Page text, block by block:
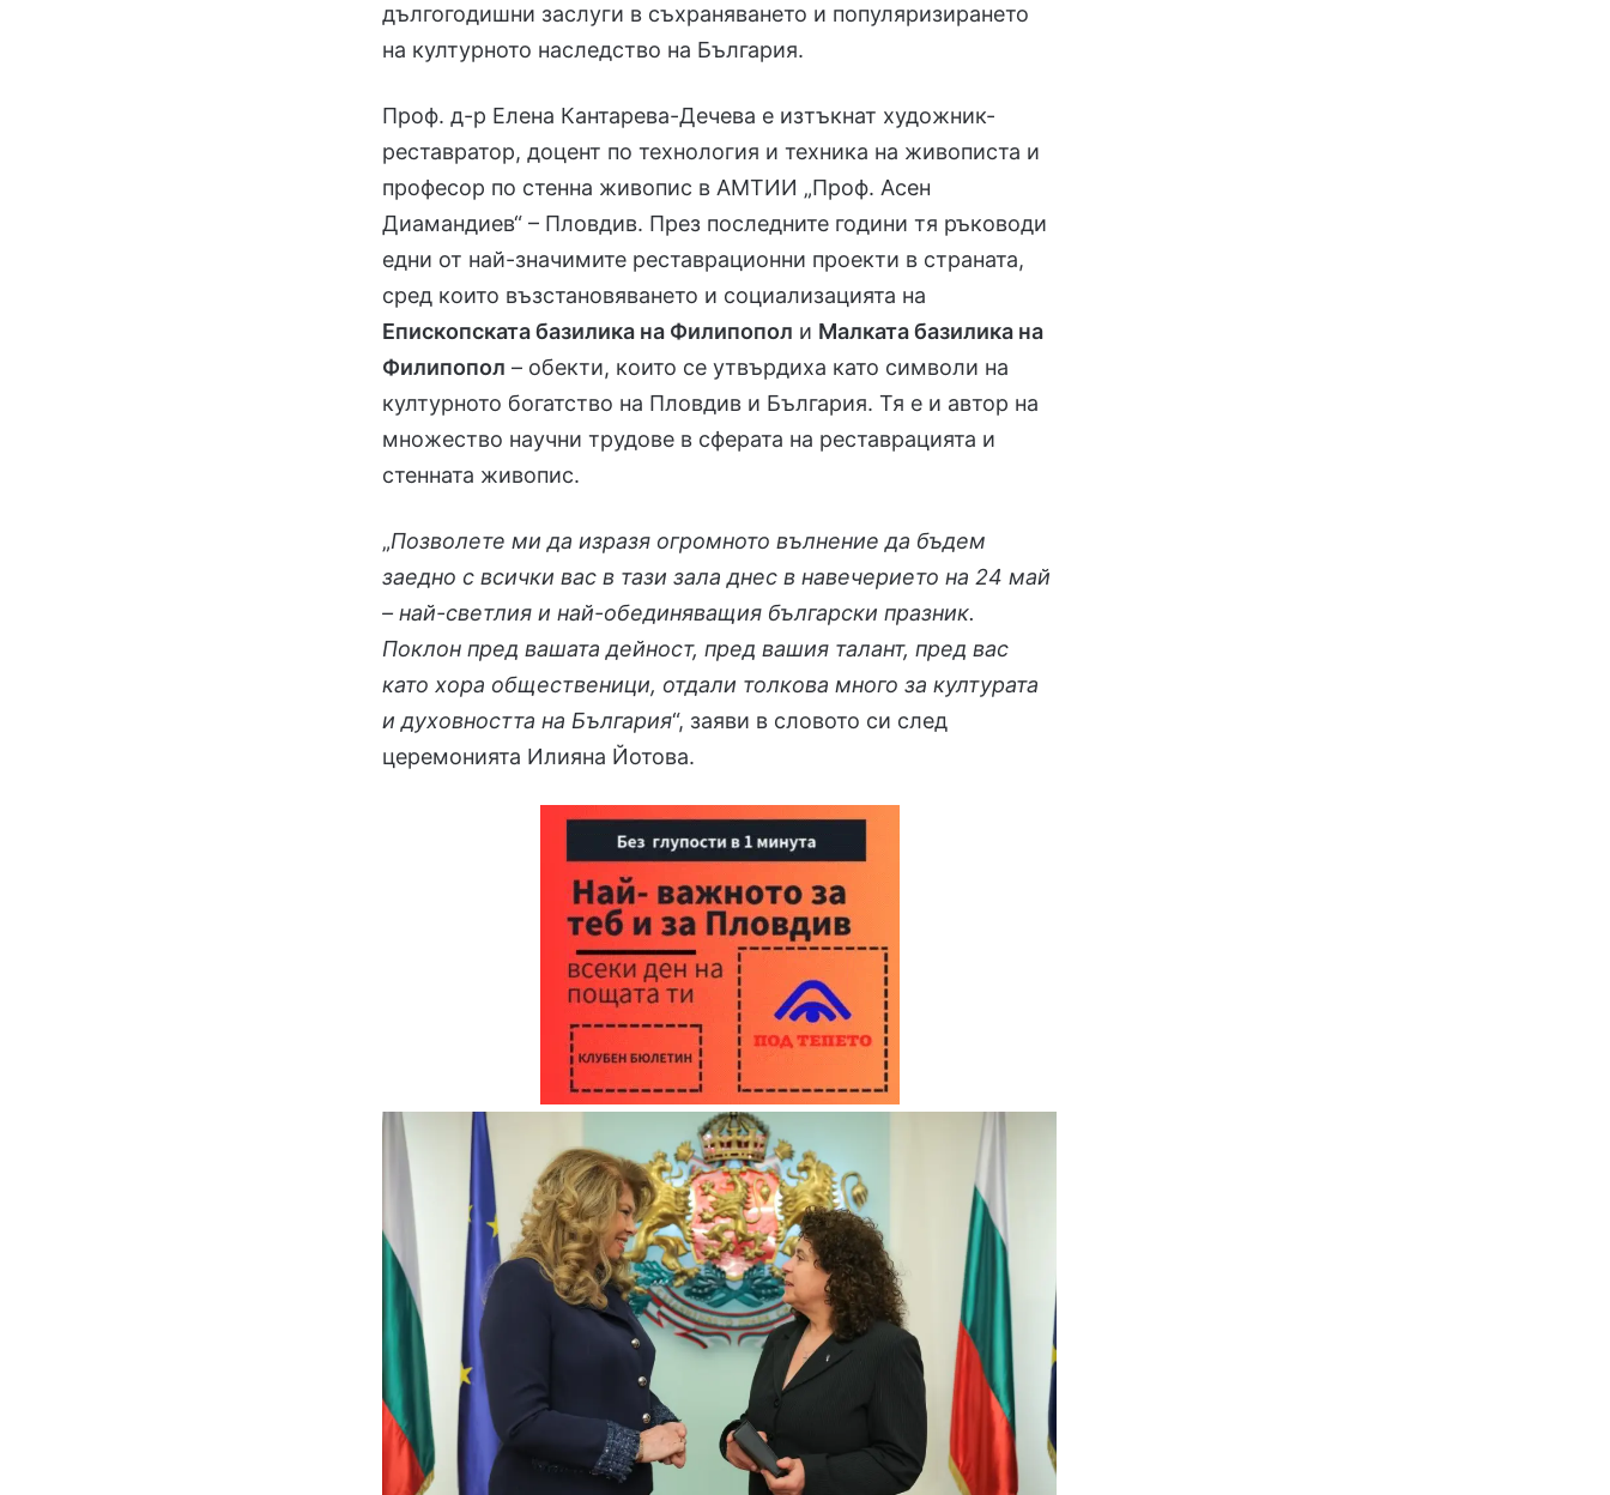
дългогодишни заслуги в съхраняването и популяризирането
на културното наследство на България.
Проф. д-р Елена Кантарева-Дечева е изтъкнат художник-
реставратор, доцент по технология и техника на живописта и
професор по стенна живопис в АМТИИ „Проф. Асен
Диамандиев“ – Пловдив. През последните години тя ръководи
едни от най-значимите реставрационни проекти в страната,
сред които възстановяването и социализацията на
Епископската базилика на Филипопол и Малката базилика на
Филипопол – обекти, които се утвърдиха като символи на
културното богатство на Пловдив и България. Тя е и автор на
множество научни трудове в сферата на реставрацията и
стенната живопис.
„Позволете ми да изразя огромното вълнение да бъдем
заедно с всички вас в тази зала днес в навечерието на 24 май
– най-светлия и най-обединяващия български празник.
Поклон пред вашата дейност, пред вашия талант, пред вас
като хора общественици, отдали толкова много за културата
и духовността на България“, заяви в словото си след
церемонията Илияна Йотова.